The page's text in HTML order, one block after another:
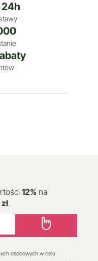
24h
12% na
.
osobowych w celu